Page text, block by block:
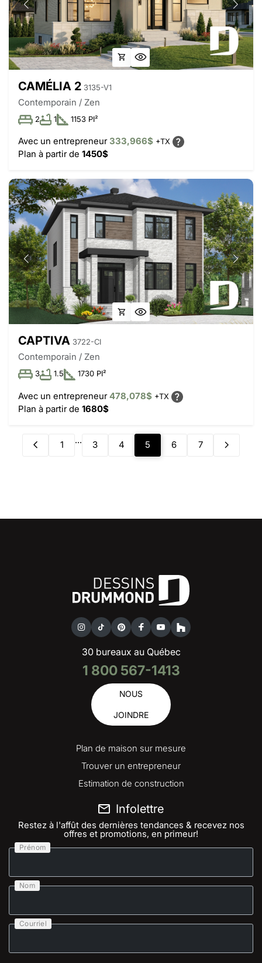
CAMÉLIA 2 3135-V1
Contemporain / Zen
2 1 1153 PI²
Avec un entrepreneur333,966$ +TX
Plan à partir de 1450$
CAPTIVA 3722-CI
Contemporain / Zen
3 1.5 1730 PI²
Avec un entrepreneur478,078$ +TX
Plan à partir de 1680$
1 ... 3 4 5 6 7
30 bureaux au Québec
1 800 567-1413
NOUS
JOINDRE
Plan de maison sur mesure
Trouver un entrepreneur
Estimation de construction
Infolettre
Restez à l'affût des dernières tendances & recevez nos
offres et promotions, en primeur!
Prénom
Nom
Courriel